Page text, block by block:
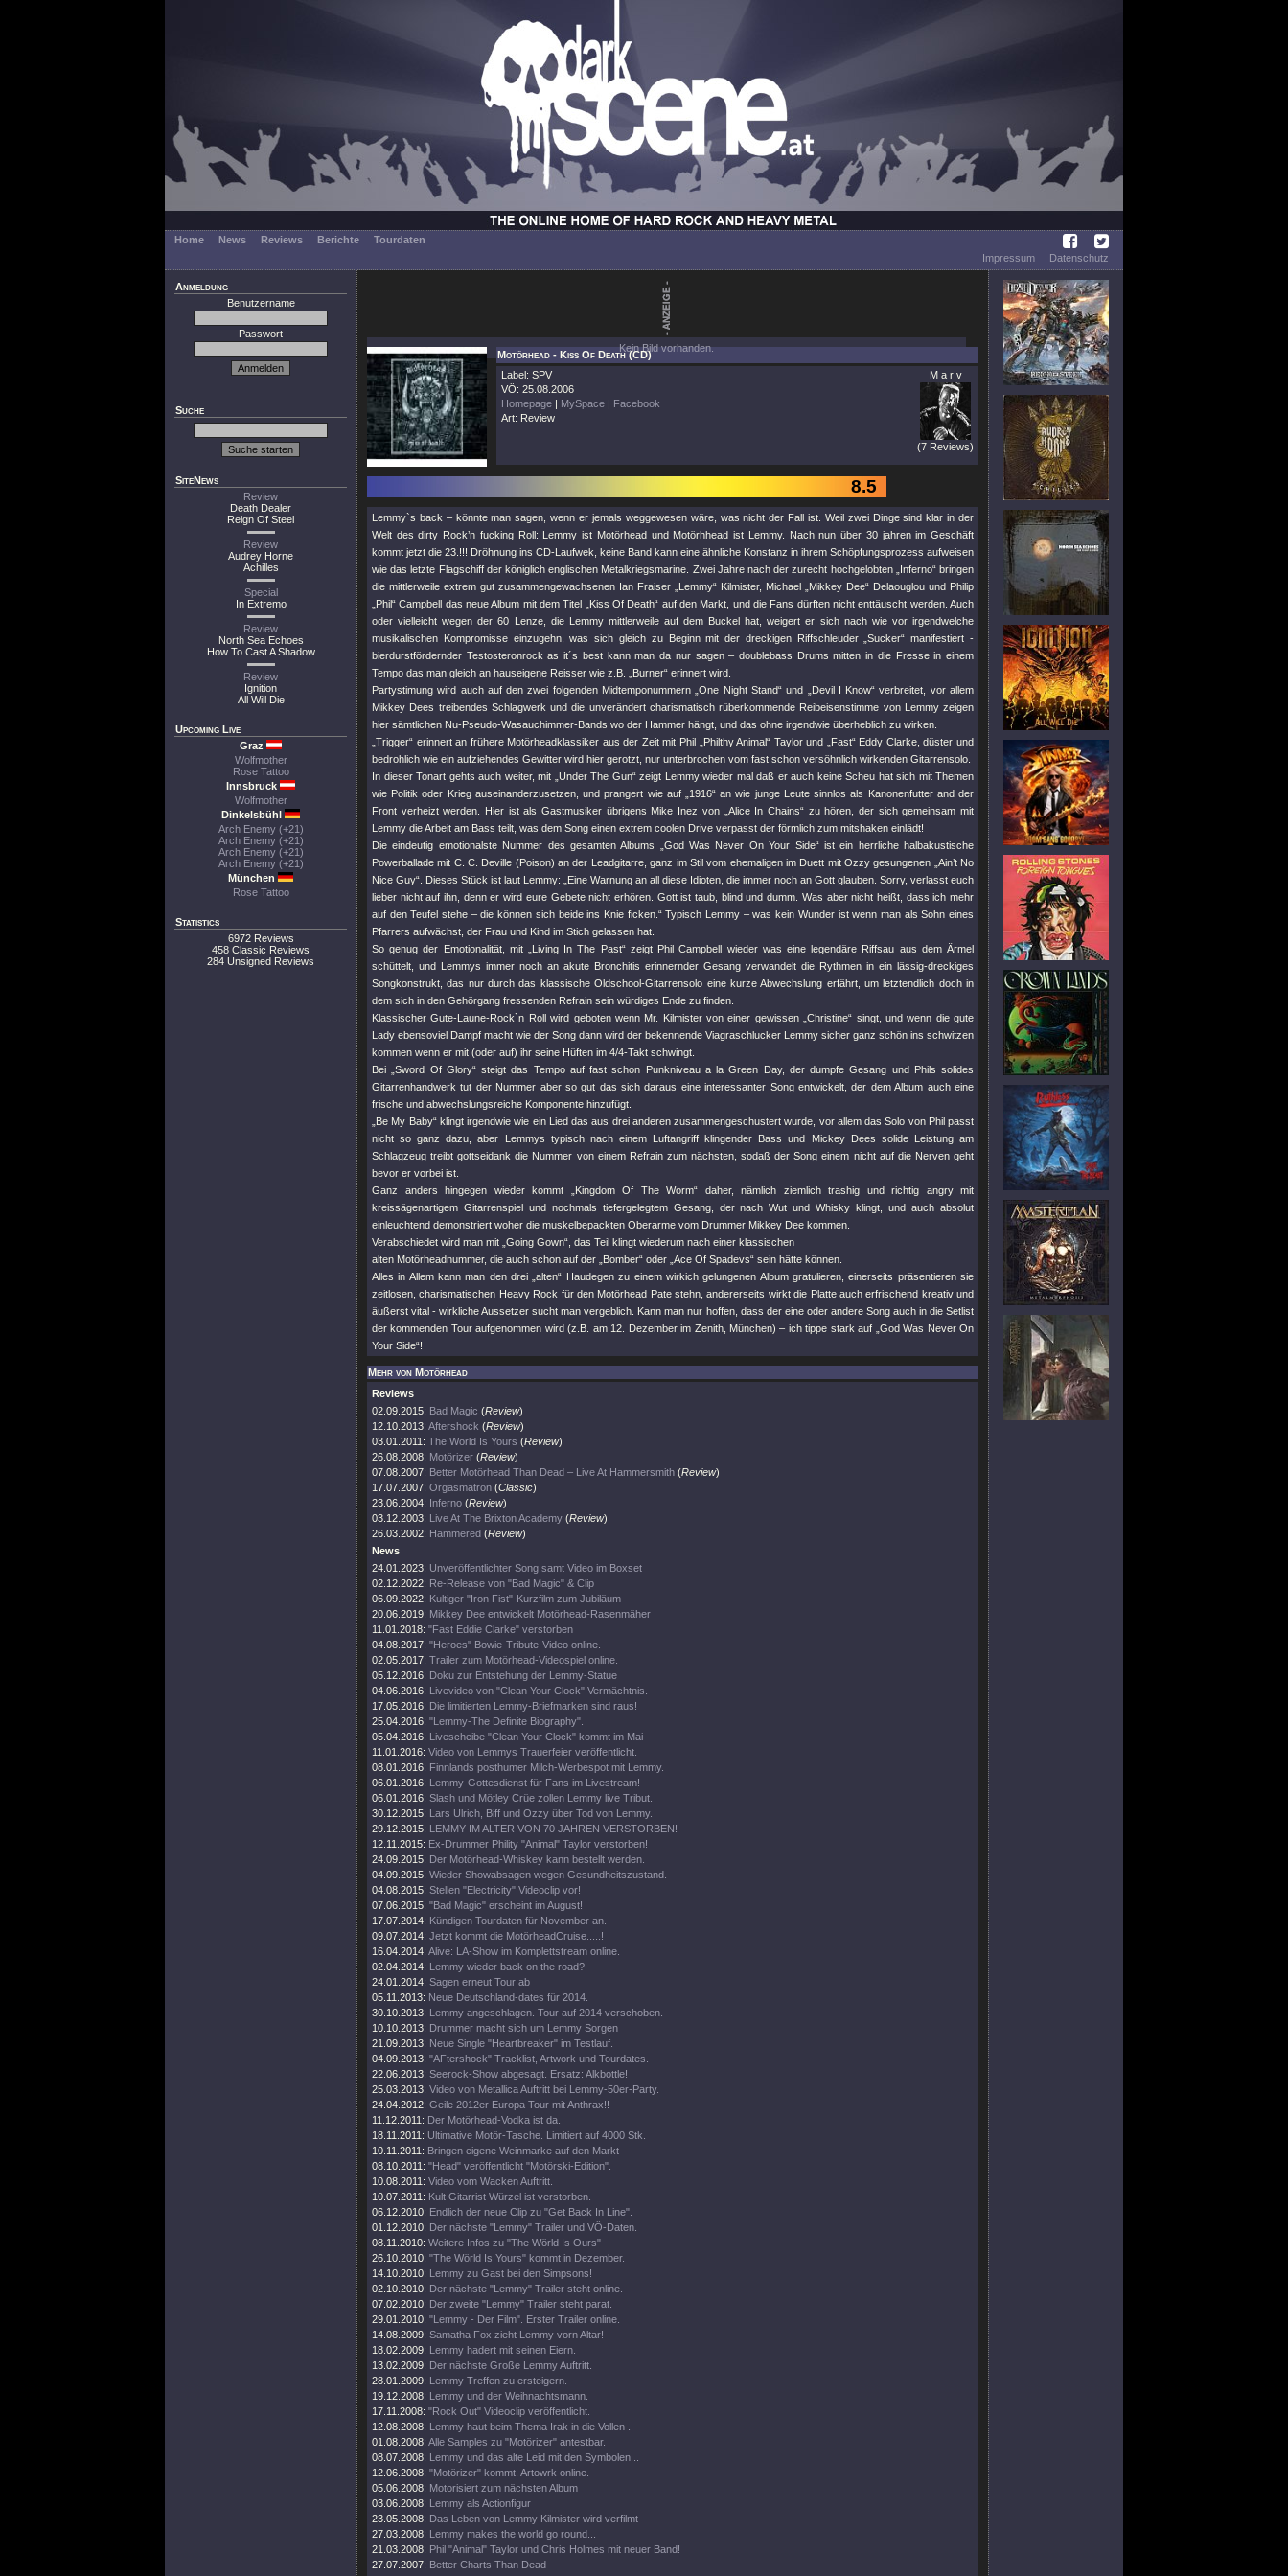
Home News Reviews Berichte
Tourdaten
Impressum
Datenschutz
Anmeldung
Benutzername
Passwort
Suche
SiteNews
Review
Death Dealer
Reign Of Steel
Review
Audrey Horne
Achilles
Special
In Extremo
Review
North Sea Echoes
How To Cast A Shadow
Review
Ignition
All Will Die
Upcoming Live
Graz
Wolfmother
Rose Tattoo
Innsbruck
Wolfmother
Dinkelsbühl
Arch Enemy (+21)
Arch Enemy (+21)
Arch Enemy (+21)
Arch Enemy (+21)
München
Rose Tattoo
Statistics
6972 Reviews
458 Classic Reviews
284 Unsigned Reviews
Kein Bild vorhanden.
Motörhead - Kiss Of Death (CD)
Label: SPV
VÖ: 25.08.2006
Homepage | MySpace | Facebook
Art: Review
M a r v
(7 Reviews)
8.5
Lemmy`s back – könnte man sagen, wenn er jemals weggewesen wäre, was nicht der Fall ist. Weil zwei Dinge sind klar in der
Welt des dirty Rock’n fucking Roll: Lemmy ist Motörhead und Motörhhead ist Lemmy. Nach nun über 30 jahren im Geschäft
kommt jetzt die 23.!!! Dröhnung ins CD-Laufwek, keine Band kann eine ähnliche Konstanz in ihrem Schöpfungsprozess aufweisen
wie das letzte Flagschiff der königlich englischen Metalkriegsmarine. Zwei Jahre nach der zurecht hochgelobten „Inferno“ bringen
die mittlerweile extrem gut zusammengewachsenen Ian Fraiser „Lemmy“ Kilmister, Michael „Mikkey Dee“ Delaouglou und Philip
„Phil“ Campbell das neue Album mit dem Titel „Kiss Of Death“ auf den Markt, und die Fans dürften nicht enttäuscht werden. Auch
oder vielleicht wegen der 60 Lenze, die Lemmy mittlerweile auf dem Buckel hat, weigert er sich nach wie vor irgendwelche
musikalischen Kompromisse einzugehn, was sich gleich zu Beginn mit der dreckigen Riffschleuder „Sucker“ manifestiert -
bierdurstfördernder Testosteronrock as it´s best kann man da nur sagen – doublebass Drums mitten in die Fresse in einem
Tempo das man gleich an hauseigene Reisser wie z.B. „Burner“ erinnert wird.
Partystimung wird auch auf den zwei folgenden Midtemponummern „One Night Stand“ und „Devil I Know“ verbreitet, vor allem
Mikkey Dees treibendes Schlagwerk und die unverändert charismatisch rüberkommende Reibeisenstimme von Lemmy zeigen
hier sämtlichen Nu-Pseudo-Wasauchimmer-Bands wo der Hammer hängt, und das ohne irgendwie überheblich zu wirken.
„Trigger“ erinnert an frühere Motörheadklassiker aus der Zeit mit Phil „Philthy Animal“ Taylor und „Fast“ Eddy Clarke, düster und
bedrohlich wie ein aufziehendes Gewitter wird hier gerotzt, nur unterbrochen vom fast schon versöhnlich wirkenden Gitarrensolo.
In dieser Tonart gehts auch weiter, mit „Under The Gun“ zeigt Lemmy wieder mal daß er auch keine Scheu hat sich mit Themen
wie Politik oder Krieg auseinanderzusetzen, und prangert wie auf „1916“ an wie junge Leute sinnlos als Kanonenfutter and der
Front verheizt werden. Hier ist als Gastmusiker übrigens Mike Inez von „Alice In Chains“ zu hören, der sich gemeinsam mit
Lemmy die Arbeit am Bass teilt, was dem Song einen extrem coolen Drive verpasst der förmlich zum mitshaken einlädt!
Die eindeutig emotionalste Nummer des gesamten Albums „God Was Never On Your Side“ ist ein herrliche halbakustische
Powerballade mit C. C. Deville (Poison) an der Leadgitarre, ganz im Stil vom ehemaligen im Duett mit Ozzy gesungenen „Ain’t No
Nice Guy“. Dieses Stück ist laut Lemmy: „Eine Warnung an all diese Idioten, die immer noch an Gott glauben. Sorry, verlasst euch
lieber nicht auf ihn, denn er wird eure Gebete nicht erhören. Gott ist taub, blind und dumm. Was aber nicht heißt, dass ich mehr
auf den Teufel stehe – die können sich beide ins Knie ficken.“ Typisch Lemmy – was kein Wunder ist wenn man als Sohn eines
Pfarrers aufwächst, der Frau und Kind im Stich gelassen hat.
So genug der Emotionalität, mit „Living In The Past“ zeigt Phil Campbell wieder was eine legendäre Riffsau aus dem Ärmel
schüttelt, und Lemmys immer noch an akute Bronchitis erinnernder Gesang verwandelt die Rythmen in ein lässig-dreckiges
Songkonstrukt, das nur durch das klassische Oldschool-Gitarrensolo eine kurze Abwechslung erfährt, um letztendlich doch in
dem sich in den Gehörgang fressenden Refrain sein würdiges Ende zu finden.
Klassischer Gute-Laune-Rock`n Roll wird geboten wenn Mr. Kilmister von einer gewissen „Christine“ singt, und wenn die gute
Lady ebensoviel Dampf macht wie der Song dann wird der bekennende Viagraschlucker Lemmy sicher ganz schön ins schwitzen
kommen wenn er mit (oder auf) ihr seine Hüften im 4/4-Takt schwingt.
Bei „Sword Of Glory“ steigt das Tempo auf fast schon Punkniveau a la Green Day, der dumpfe Gesang und Phils solides
Gitarrenhandwerk tut der Nummer aber so gut das sich daraus eine interessanter Song entwickelt, der dem Album auch eine
frische und abwechslungsreiche Komponente hinzufügt.
„Be My Baby“ klingt irgendwie wie ein Lied das aus drei anderen zusammengeschustert wurde, vor allem das Solo von Phil passt
nicht so ganz dazu, aber Lemmys typisch nach einem Luftangriff klingender Bass und Mickey Dees solide Leistung am
Schlagzeug treibt gottseidank die Nummer von einem Refrain zum nächsten, sodaß der Song einem nicht auf die Nerven geht
bevor er vorbei ist.
Ganz anders hingegen wieder kommt „Kingdom Of The Worm“ daher, nämlich ziemlich trashig und richtig angry mit
kreissägenartigem Gitarrenspiel und nochmals tiefergelegtem Gesang, der nach Wut und Whisky klingt, und auch absolut
einleuchtend demonstriert woher die muskelbepackten Oberarme vom Drummer Mikkey Dee kommen.
Verabschiedet wird man mit „Going Gown“, das Teil klingt wiederum nach einer klassischen
alten Motörheadnummer, die auch schon auf der „Bomber“ oder „Ace Of Spadevs“ sein hätte können.
Alles in Allem kann man den drei „alten“ Haudegen zu einem wirkich gelungenen Album gratulieren, einerseits präsentieren sie
zeitlosen, charismatischen Heavy Rock für den Motörhead Pate stehn, andererseits wirkt die Platte auch erfrischend kreativ und
äußerst vital - wirkliche Aussetzer sucht man vergeblich. Kann man nur hoffen, dass der eine oder andere Song auch in die Setlist
der kommenden Tour aufgenommen wird (z.B. am 12. Dezember im Zenith, München) – ich tippe stark auf „God Was Never On
Your Side“!
Mehr von Motörhead
Reviews
02.09.2015: Bad Magic (Review)
12.10.2013: Aftershock (Review)
03.01.2011: The Wörld Is Yours (Review)
26.08.2008: Motörizer (Review)
07.08.2007: Better Motörhead Than Dead – Live At Hammersmith (Review)
17.07.2007: Orgasmatron (Classic)
23.06.2004: Inferno (Review)
03.12.2003: Live At The Brixton Academy (Review)
26.03.2002: Hammered (Review)
News
24.01.2023: Unveröffentlichter Song samt Video im Boxset
02.12.2022: Re-Release von "Bad Magic" & Clip
06.09.2022: Kultiger "Iron Fist"-Kurzfilm zum Jubiläum
20.06.2019: Mikkey Dee entwickelt Motörhead-Rasenmäher
11.01.2018: "Fast Eddie Clarke" verstorben
04.08.2017: "Heroes" Bowie-Tribute-Video online.
02.05.2017: Trailer zum Motörhead-Videospiel online.
05.12.2016: Doku zur Entstehung der Lemmy-Statue
04.06.2016: Livevideo von "Clean Your Clock" Vermächtnis.
17.05.2016: Die limitierten Lemmy-Briefmarken sind raus!
25.04.2016: "Lemmy-The Definite Biography".
05.04.2016: Livescheibe "Clean Your Clock" kommt im Mai
11.01.2016: Video von Lemmys Trauerfeier veröffentlicht.
08.01.2016: Finnlands posthumer Milch-Werbespot mit Lemmy.
06.01.2016: Lemmy-Gottesdienst für Fans im Livestream!
06.01.2016: Slash und Mötley Crüe zollen Lemmy live Tribut.
30.12.2015: Lars Ulrich, Biff und Ozzy über Tod von Lemmy.
29.12.2015: LEMMY IM ALTER VON 70 JAHREN VERSTORBEN!
12.11.2015: Ex-Drummer Phility "Animal" Taylor verstorben!
24.09.2015: Der Motörhead-Whiskey kann bestellt werden.
04.09.2015: Wieder Showabsagen wegen Gesundheitszustand.
04.08.2015: Stellen "Electricity" Videoclip vor!
07.06.2015: "Bad Magic" erscheint im August!
17.07.2014: Kündigen Tourdaten für November an.
09.07.2014: Jetzt kommt die MotörheadCruise.....!
16.04.2014: Alive: LA-Show im Komplettstream online.
02.04.2014: Lemmy wieder back on the road?
24.01.2014: Sagen erneut Tour ab
05.11.2013: Neue Deutschland-dates für 2014.
30.10.2013: Lemmy angeschlagen. Tour auf 2014 verschoben.
10.10.2013: Drummer macht sich um Lemmy Sorgen
21.09.2013: Neue Single "Heartbreaker" im Testlauf.
04.09.2013: "AFtershock" Tracklist, Artwork und Tourdates.
22.06.2013: Seerock-Show abgesagt. Ersatz: Alkbottle!
25.03.2013: Video von Metallica Auftritt bei Lemmy-50er-Party.
24.04.2012: Geile 2012er Europa Tour mit Anthrax!!
11.12.2011: Der Motörhead-Vodka ist da.
18.11.2011: Ultimative Motör-Tasche. Limitiert auf 4000 Stk.
10.11.2011: Bringen eigene Weinmarke auf den Markt
08.10.2011: "Head" veröffentlicht "Motörski-Edition".
10.08.2011: Video vom Wacken Auftritt.
10.07.2011: Kult Gitarrist Würzel ist verstorben.
06.12.2010: Endlich der neue Clip zu "Get Back In Line".
01.12.2010: Der nächste "Lemmy" Trailer und VÖ-Daten.
08.11.2010: Weitere Infos zu "The Wörld Is Ours"
26.10.2010: "The Wörld Is Yours" kommt in Dezember.
14.10.2010: Lemmy zu Gast bei den Simpsons!
02.10.2010: Der nächste "Lemmy" Trailer steht online.
07.02.2010: Der zweite "Lemmy" Trailer steht parat.
29.01.2010: "Lemmy - Der Film". Erster Trailer online.
14.08.2009: Samatha Fox zieht Lemmy vorn Altar!
18.02.2009: Lemmy hadert mit seinen Eiern.
13.02.2009: Der nächste Große Lemmy Auftritt.
28.01.2009: Lemmy Treffen zu ersteigern.
19.12.2008: Lemmy und der Weihnachtsmann.
17.11.2008: "Rock Out" Videoclip veröffentlicht.
12.08.2008: Lemmy haut beim Thema Irak in die Vollen .
01.08.2008: Alle Samples zu "Motörizer" antestbar.
08.07.2008: Lemmy und das alte Leid mit den Symbolen...
12.06.2008: "Motörizer" kommt. Artowrk online.
05.06.2008: Motorisiert zum nächsten Album
03.06.2008: Lemmy als Actionfigur
23.05.2008: Das Leben von Lemmy Kilmister wird verfilmt
27.03.2008: Lemmy makes the world go round...
21.03.2008: Phil "Animal" Taylor und Chris Holmes mit neuer Band!
27.07.2007: Better Charts Than Dead